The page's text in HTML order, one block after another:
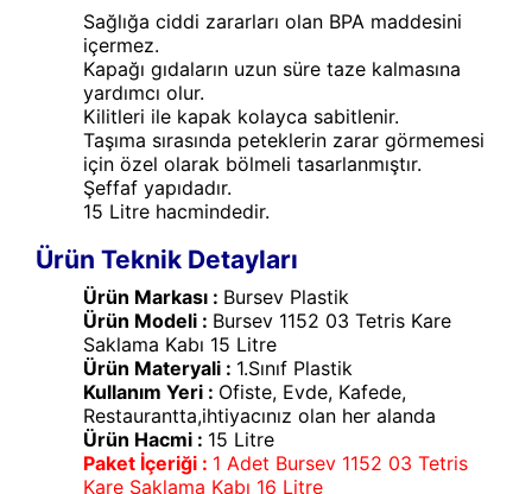
Sağlığa ciddi zararları olan BPA maddesini
içermez.
Kapağı gıdaların uzun süre taze kalmasına
yardımcı olur.
Kilitleri ile kapak kolayca sabitlenir.
Taşıma sırasında peteklerin zarar görmemesi
için özel olarak bölmeli tasarlanmıştır.
Şeffaf yapıdadır.
15 Litre hacmindedir.
Ürün Teknik Detayları
Ürün Markası : Bursev Plastik
Ürün Modeli : Bursev 1152 03 Tetris Kare
Saklama Kabı 15 Litre
Ürün Materyali : 1.Sınıf Plastik
Kullanım Yeri : Ofiste, Evde, Kafede,
Restaurantta,ihtiyacınız olan her alanda
Ürün Hacmi : 15 Litre
Paket İçeriği : 1 Adet Bursev 1152 03 Tetris
Kare Saklama Kabı 16 Litre